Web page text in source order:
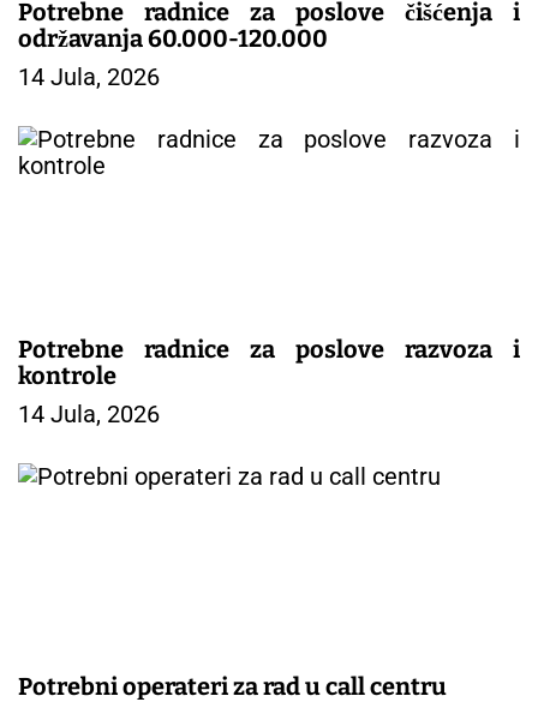
Potrebne radnice za poslove čišćenja i
održavanja 60.000-120.000
14 Jula, 2026
Potrebne radnice za poslove razvoza i
kontrole
14 Jula, 2026
Potrebni operateri za rad u call centru